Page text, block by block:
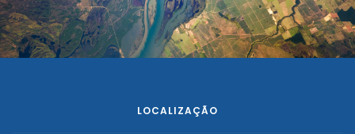
LOCALIZAÇÃO